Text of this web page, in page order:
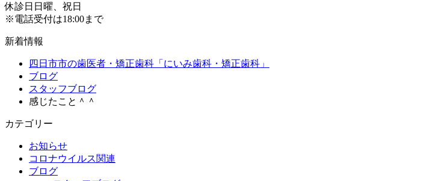
休診日 日曜、祝日
※電話受付は18:00まで
新着情報
四日市市の歯医者・矯正歯科「にいみ歯科・矯正歯科」
ブログ
スタッフブログ
感じたこと＾＾
カテゴリー
お知らせ
コロナウイルス関連
ブログ